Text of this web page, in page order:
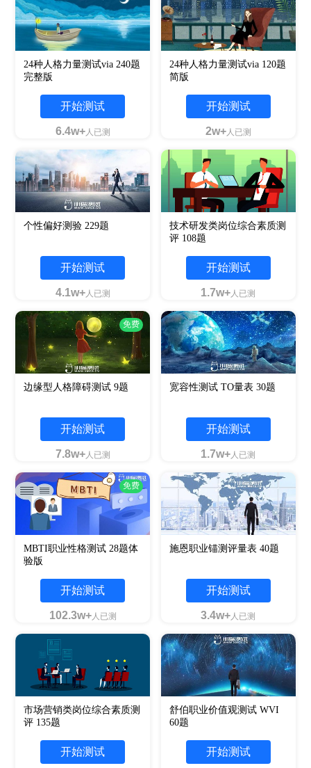
24种人格力量测试via 240题
完整版
开始测试
6.4w+人已测
24种人格力量测试via 120题
简版
开始测试
2w+人已测
个性偏好测验 229题
开始测试
4.1w+人已测
技术研发类岗位综合素质测
评 108题
开始测试
1.7w+人已测
免费
边缘型人格障碍测试 9题
开始测试
7.8w+人已测
宽容性测试 TO量表 30题
开始测试
1.7w+人已测
免费
MBTI职业性格测试 28题体
验版
开始测试
102.3w+人已测
施恩职业锚测评量表 40题
开始测试
3.4w+人已测
市场营销类岗位综合素质测
评 135题
开始测试
舒伯职业价值观测试 WVI
60题
开始测试